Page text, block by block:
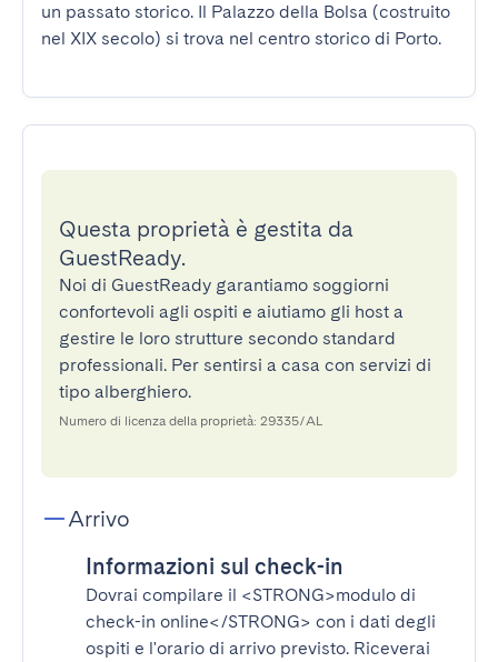
un passato storico. Il Palazzo della Bolsa (costruito
nel XIX secolo) si trova nel centro storico di Porto.
Questa proprietà è gestita da
GuestReady.
Noi di GuestReady garantiamo soggiorni
confortevoli agli ospiti e aiutiamo gli host a
gestire le loro strutture secondo standard
professionali. Per sentirsi a casa con servizi di
tipo alberghiero.
Numero di licenza della proprietà: 29335/AL
Arrivo
Informazioni sul check-in
Dovrai compilare il <STRONG>modulo di
check-in online</STRONG> con i dati degli
ospiti e l'orario di arrivo previsto. Riceverai